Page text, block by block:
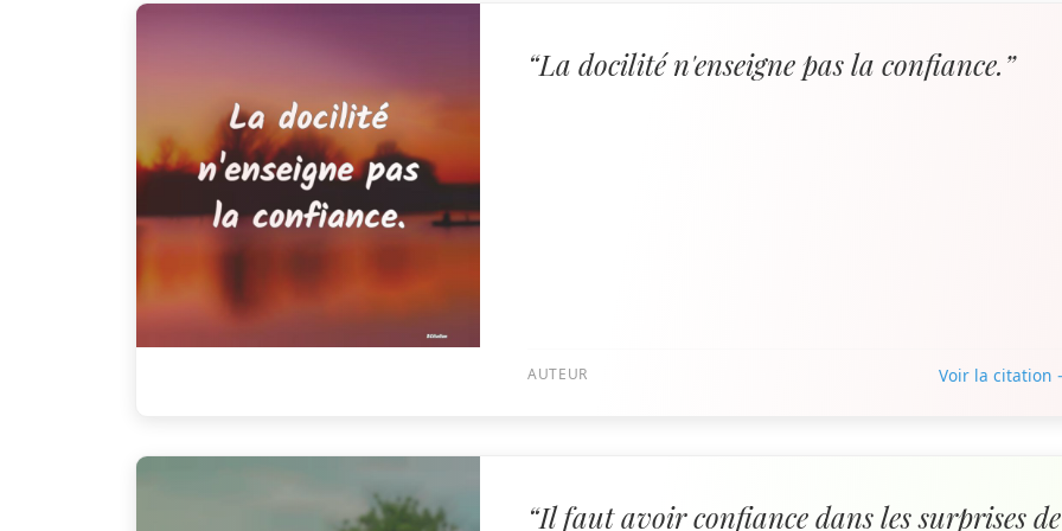
“La docilité n'enseigne pas la confiance.”
AUTEUR Voir la citation
“Il faut avoir confiance dans les surprises de